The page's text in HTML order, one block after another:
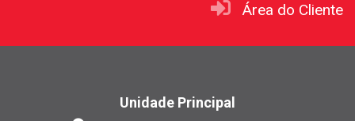
Área do Cliente
Unidade Principal